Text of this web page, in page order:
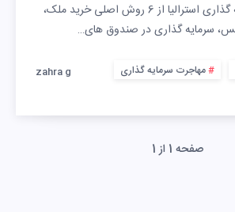
اخذ ویزای سرمایه گذاری استرالیا از 6 روش اصلی خرید ملک،
سرمایه گذاری در صندوق های…
مهاجرت سرمایه گذاری zahra g
صفحه 1 از 1